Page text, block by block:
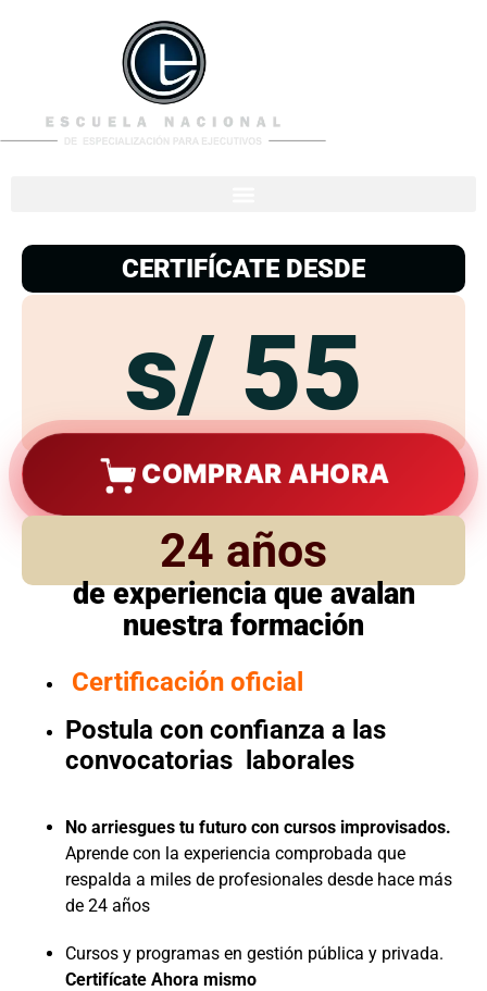
CERTIFÍCATE DESDE
s/ 55
COMPRAR AHORA
24 años
de experiencia que avalan
nuestra formación
Certificación oficial
Postula con confianza a las
convocatorias laborales
No arriesgues tu futuro con cursos improvisados.
Aprende con la experiencia comprobada que
respalda a miles de profesionales desde hace más
de 24 años
Cursos y programas en gestión pública y privada.
Certifícate Ahora mismo